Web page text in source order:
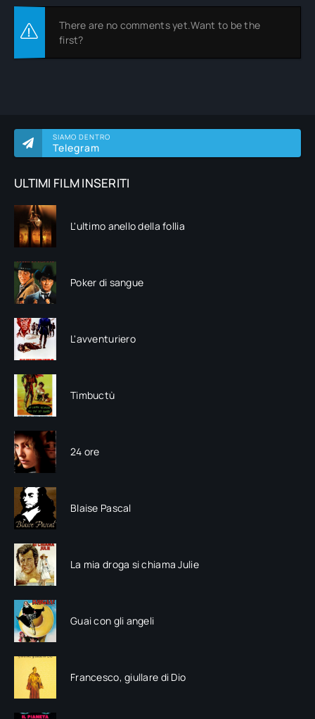
SIAMO DENTRO
Telegram
ULTIMI FILM INSERITI
L'ultimo anello della follia
Poker di sangue
L'avventuriero
Timbuctù
24 ore
Blaise Pascal
La mia droga si chiama Julie
Guai con gli angeli
Francesco, giullare di Dio
There are no comments yet.Want to be the
first?